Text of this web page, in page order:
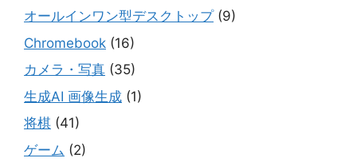
オールインワン型デスクトップ(9)
Chromebook (16)
カメラ・写真 (35)
生成AI 画像生成 (1)
将棋 (41)
ゲーム (2)